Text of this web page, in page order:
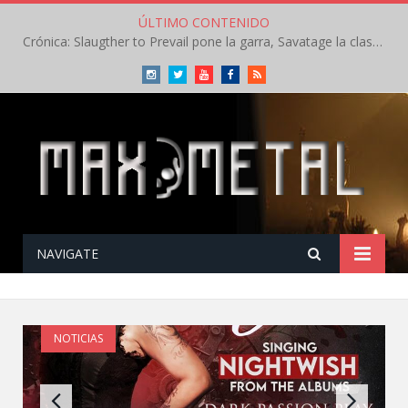
ÚLTIMO CONTENIDO
Crónica: Slaugther to Prevail pone la garra, Savatage la clase en la apertura del Leyendas del Rock – Miércoles – Agosto 2026
InstagramTwitterYoutubeFacebookRSS
NAVIGATE
Crónica: Slaugther to Prevail pone la garra,
NOTICIAS